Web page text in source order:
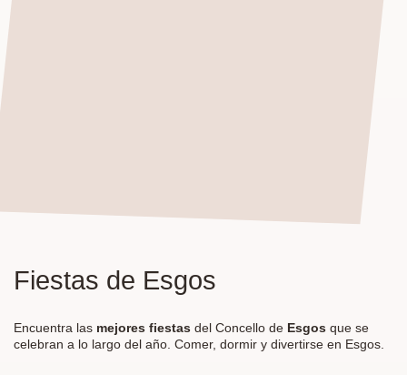
Fiestas de Esgos
Encuentra las mejores fiestas del Concello de Esgos que se
celebran a lo largo del año. Comer, dormir y divertirse en Esgos.